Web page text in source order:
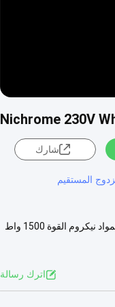
شارك
المستقيم
مصابيح الأشعة تحت الحمراء ذات الأنابيب المزدوجة 1500 واط مع طلاء السيراميك مواصفات المنتج الصفة القيمة النوع ب المواد نيكروم القوة 1500 واط
اترك رسالة